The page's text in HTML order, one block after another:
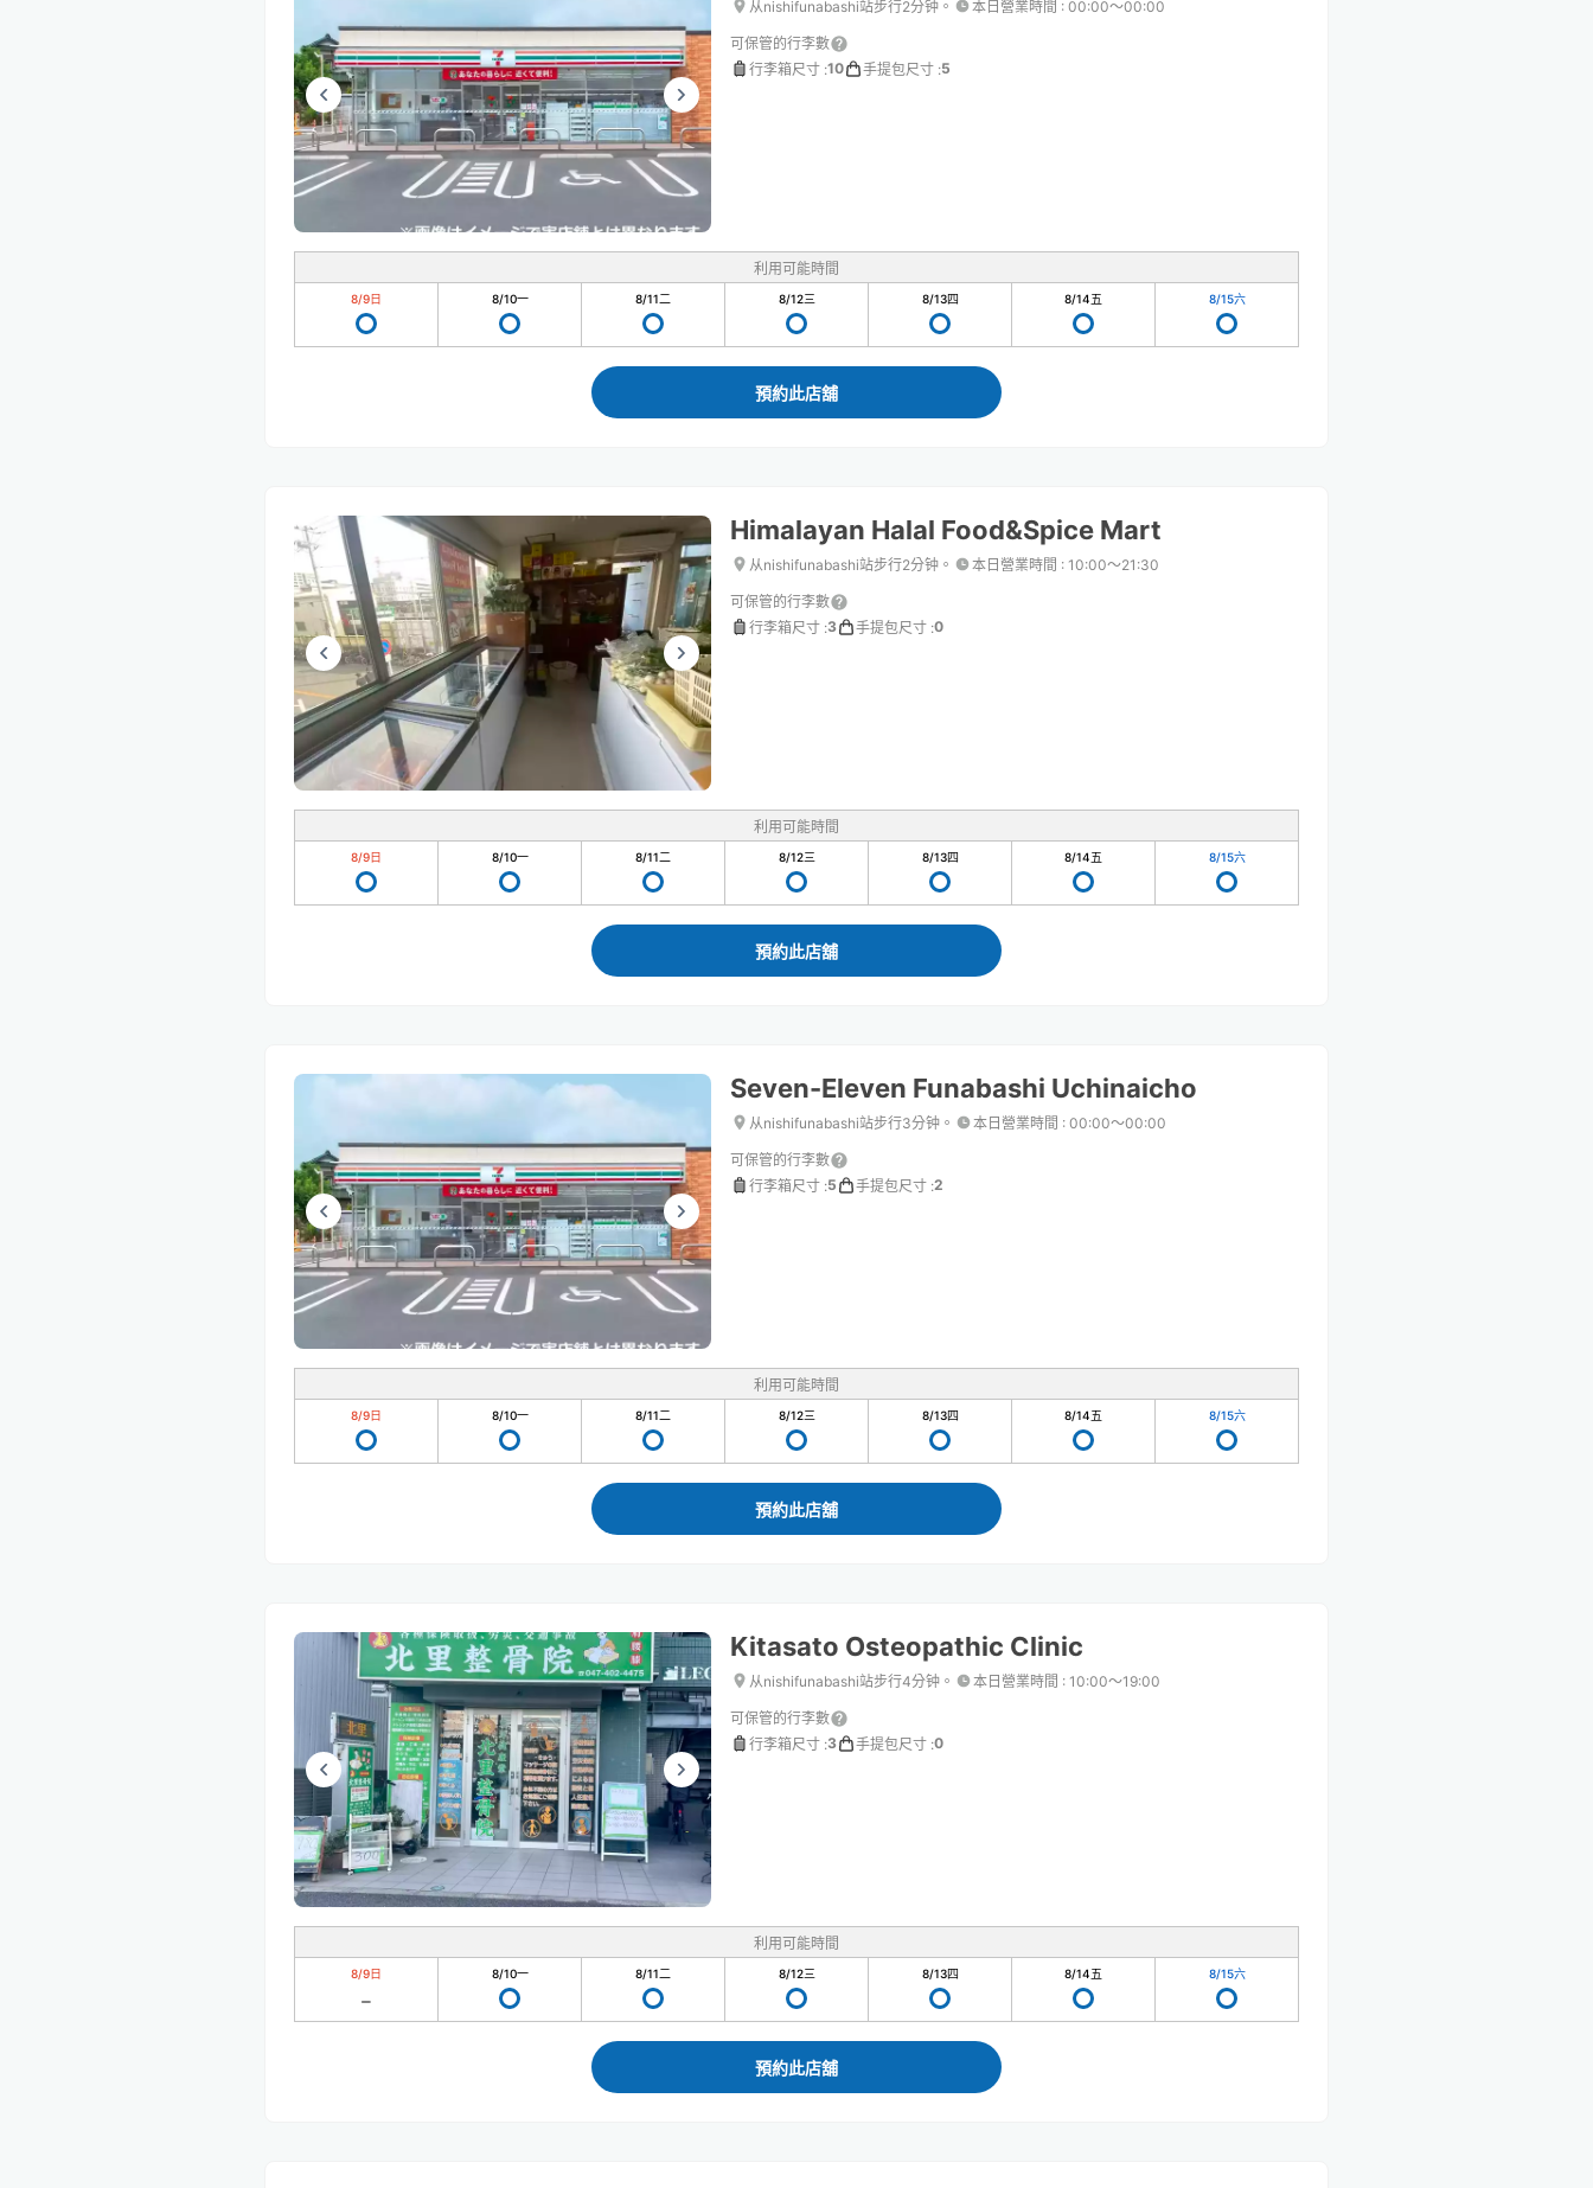
从nishifunabashi站步行2分钟。 本日營業時間 : 00:00〜00:00
可保管的行李數
行李箱尺寸 :10 手提包尺寸 :5
利用可能時間
8/9日 8/10一 8/11二 8/12三 8/13四 8/14五 8/15六
預約此店舖
Himalayan Halal Food&Spice Mart
从nishifunabashi站步行2分钟。 本日營業時間 : 10:00〜21:30
可保管的行李數
行李箱尺寸 :3 手提包尺寸 :0
利用可能時間
8/9日 8/10一 8/11二 8/12三 8/13四 8/14五 8/15六
預約此店舖
Seven-Eleven Funabashi Uchinaicho
从nishifunabashi站步行3分钟。 本日營業時間 : 00:00〜00:00
可保管的行李數
行李箱尺寸 :5 手提包尺寸 :2
利用可能時間
8/9日 8/10一 8/11二 8/12三 8/13四 8/14五 8/15六
預約此店舖
Kitasato Osteopathic Clinic
从nishifunabashi站步行4分钟。 本日營業時間 : 10:00〜19:00
可保管的行李數
行李箱尺寸 :3 手提包尺寸 :0
利用可能時間
8/9日 8/10一 8/11二 8/12三 8/13四 8/14五 8/15六
預約此店舖